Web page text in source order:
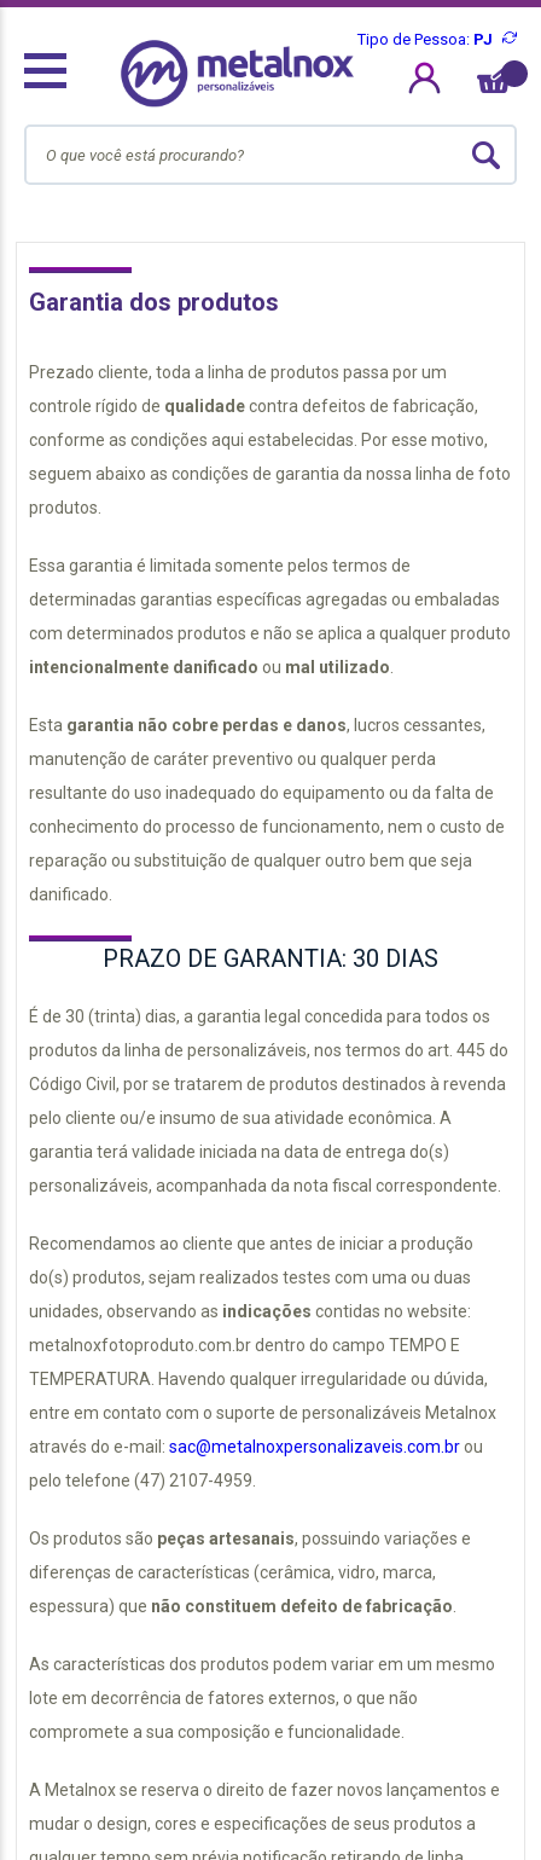
Tipo de Pessoa: PJ
Garantia dos produtos
Prezado cliente, toda a linha de produtos passa por um
controle rígido de qualidadecontra defeitos de fabricação,
conforme as condições aqui estabelecidas. Por esse motivo,
seguem abaixo as condições de garantia da nossa linha de foto
produtos.
Essa garantia é limitada somente pelos termos de
determinadas garantias específicas agregadas ou embaladas
com determinados produtos e não se aplica a qualquer produto
intencionalmente danificado ou mal utilizado
Esta garantia não cobre perdas e danos, lucros cessantes,
manutenção de caráter preventivo ou qualquer perda
resultante do uso inadequado do equipamento ou da falta de
conhecimento do processo de funcionamento, nem o custo de
reparação ou substituição de qualquer outro bem que seja
danificado.
PRAZO DE GARANTIA: 30 DIAS
É de 30 (trinta) dias, a garantia legal concedida para todos os
produtos da linha de personalizáveis, nos termos do art. 445 do
Código Civil, por se tratarem de produtos destinados à revenda
pelo cliente ou/e insumo de sua atividade econômica. A
garantia terá validade iniciada na data de entrega do(s)
personalizáveis, acompanhada da nota fiscal correspondente.
Recomendamos ao cliente que antes de iniciar a produção
do(s) produtos, sejam realizados testes com uma ou duas
unidades, observando as indicaçõescontidas no website:
metalnoxfotoproduto.com.br dentro do campo TEMPO E
TEMPERATURA. Havendo qualquer irregularidade ou dúvida,
entre em contato com o suporte de personalizáveis Metalnox
através do e-mail:sac@metalnoxpersonalizaveis.com.brou
pelo telefone (47) 2107-4959.
Os produtos são peças artesanais, possuindo variações e
diferenças de características (cerâmica, vidro, marca,
espessura) que não constituem defeito de fabricação
As características dos produtos podem variar em um mesmo
lote em decorrência de fatores externos, o que não
compromete a sua composição e funcionalidade.
A Metalnox se reserva o direito de fazer novos lançamentos e
mudar o design, cores e especificações de seus produtos a